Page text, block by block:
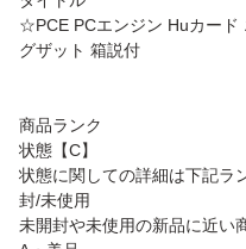
☆PCE PCエンジン Huカード
グザット 箱説付
商品ランク
状態【C】
状態に関しての詳細は下記ラ
封/未使用
未開封や未使用の新品に近い